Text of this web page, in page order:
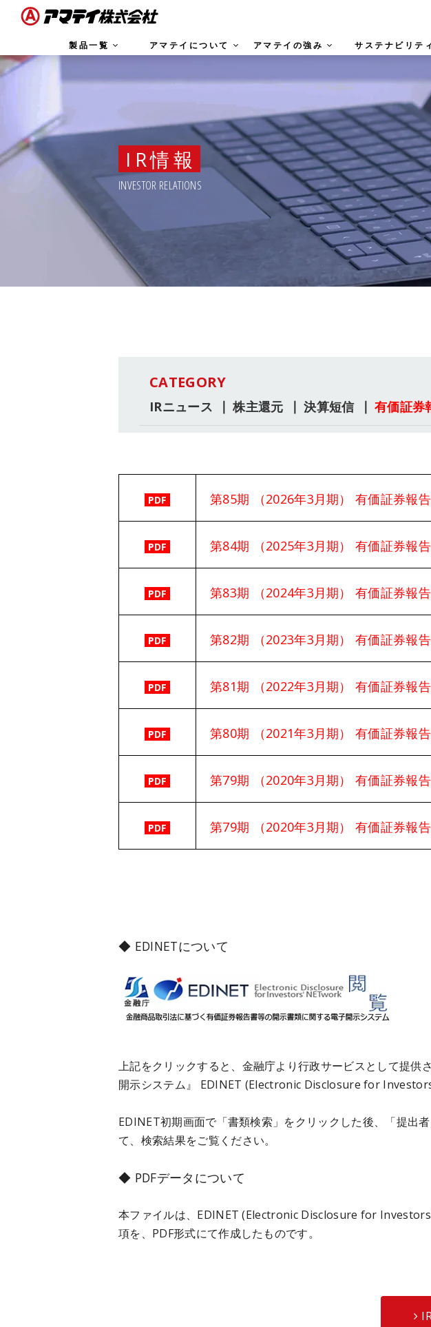
製品一覧 アマテイについて アマテイの強み サステナビリティ
IR情報
INVESTOR RELATIONS
CATEGORY
IRニュース 株主還元 決算短信 有価証券
PDF 第85期 （2026年3月期） 有価証券報
PDF 第84期 （2025年3月期） 有価証券報
PDF 第83期 （2024年3月期） 有価証券報
PDF 第82期 （2023年3月期） 有価証券報
PDF 第81期 （2022年3月期） 有価証券報
PDF 第80期 （2021年3月期） 有価証券報
PDF 第79期 （2020年3月期） 有価証券報
PDF 第79期 （2020年3月期） 有価証券報
◆ EDINETについて
上記をクリックすると、金融庁より行政サービスとして提
開示システム』 EDINET (Electronic Disclosure for
EDINET初期画面で「書類検索」をクリックした後、「提出
て、検索結果をご覧ください。
◆ PDFデータについて
本ファイルは、EDINET (Electronic Disclosure for
項を、PDF形式にて作成したものです。